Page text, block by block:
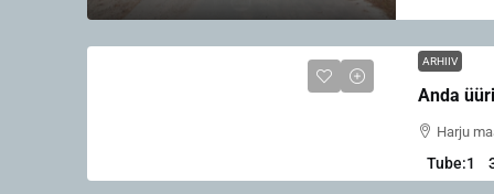
ARHIIV
Anda
Harju
Tube:1